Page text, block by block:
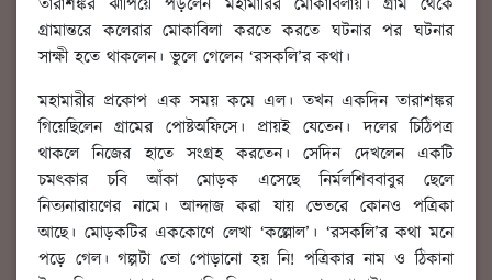
গ্রামান্তরে কলেরার মোকাবিলা করতে করতে ঘটনার পর ঘটনার
সাক্ষী হতে থাকলেন। ভুলে গেলেন ‘রসকলি’র কথা।
মহামারীর প্রকোপ এক সময় কমে এল। তখন একদিন তারাশঙ্কর
গিয়েছিলেন গ্রামের পোষ্টঅফিসে। প্রায়ই যেতেন। দলের চিঠিপত্র
থাকলে নিজের হাতে সংগ্রহ করতেন। সেদিন দেখলেন একটি
চমৎকার চবি আঁকা মোড়ক এসেছে নির্মলশিববাবুর ছেলে
নিত্যনারায়ণের নামে। আন্দাজ করা যায় ভেতরে কোনও পত্রিকা
আছে। মোড়কটির এককোণে লেখা ‘কল্লোল’। ‘রসকলি’র কথা মনে
পড়ে গেল। গল্পটা তো পোড়ানো হয় নি! পত্রিকার নাম ও ঠিকানা